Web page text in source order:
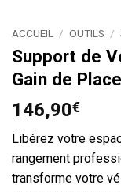
ACCUEIL / OUTILS /
Support de
Gain de
146,90€
Libérez votre
rangement
transforme votre